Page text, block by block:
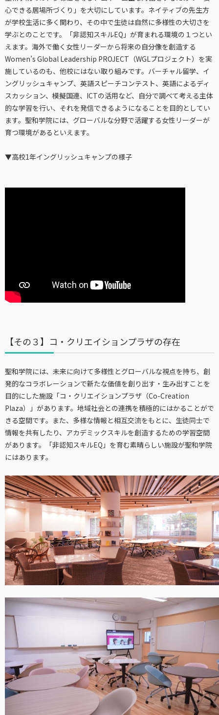
心できる居場所づくり」を大切にしています。ネイティブの先生方
が学校生活に多く関わり、その中で生徒は自然に多様性の大切さを
学ぶとのことです。「非認知スキルEQ」が育まれる環境の１つとい
えます。海外で働く女性リーダーから将来の自分像を創造する
Women’s Global Leadership PROJECT（WGLプロジェクト）を実
施しているのも、他校にはない取り組みです。バーチャル留学、イ
ングリッシュキャンプ、英語スピーチコンテスト、英語によるディ
スカッション、模擬国連、ICTの活用など、自分で調べて考える主体
的な学習を行い、それを発信できるようになることを目的としてい
ます。聖和学院には、グローバルな分野で活躍する女性リーダーが
育つ環境があるといえます。
▼高校1年イングリッシュキャンプの様子
【その３】コ・クリエイションプラザの存在
聖和学院には、未来に向けて多様性とグローバルな視点を持ち、創
発的なコラボレーションで新たな価値を創り出す・生み出すことを
目的にした施設「コ・クリエイションプラザ（Co-Creation
Plaza）」があります。地域社会との連携を積極的にはかることがで
きる空間です。また、多様な情報と相互交流をもとに、生徒同士で
情報を共有したり、アカデミックスキルを創造するための学習空間
があります。「非認知スキルEQ」を育む素晴らしい施設が聖和学院
にはあります。